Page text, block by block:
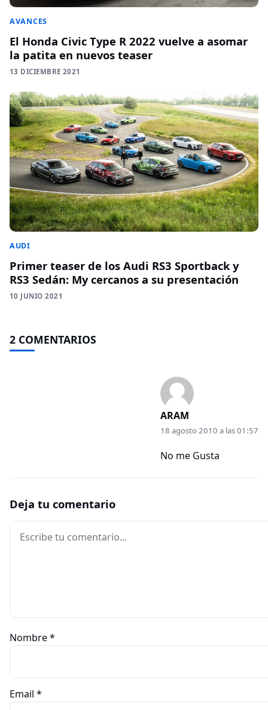
AVANCES
El Honda Civic Type R 2022 vuelve a asomar
la patita en nuevos teaser
13 DICIEMBRE 2021
AUDI
Primer teaser de los Audi RS3 Sportback y
RS3 Sedán: My cercanos a su presentación
10 JUNIO 2021
2 COMENTARIOS
ARAM
18 agosto 2010 a las 01:57
No me Gusta
Deja tu comentario
Comentario
Nombre*
Email *